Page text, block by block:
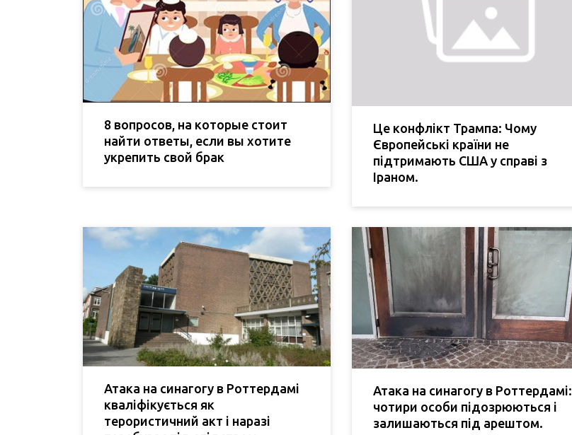
8 вопросов, на которые стоит
найти ответы, если вы хотите
укрепить свой брак
Це конфлікт Трампа: Чому
Європейські країни не
підтримають США у справі з
Іраном.
Атака на синагогу в Роттердамі
кваліфікується як
терористичний акт і наразі
Атака на синагогу в Роттердамі:
чотири особи підозрюються і
залишаються під арештом.